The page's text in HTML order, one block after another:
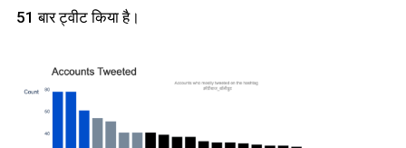
51 बार ट्वीट किया है।